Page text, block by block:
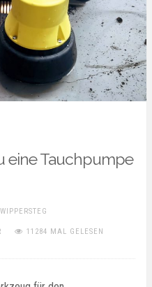
eine Tauchpumpe
11284 MAL GELESEN